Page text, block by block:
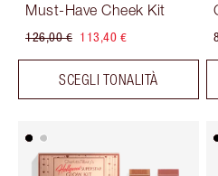
Must-Have Cheek Kit
126,00 € 113,40 €
SCEGLI TONALITÀ